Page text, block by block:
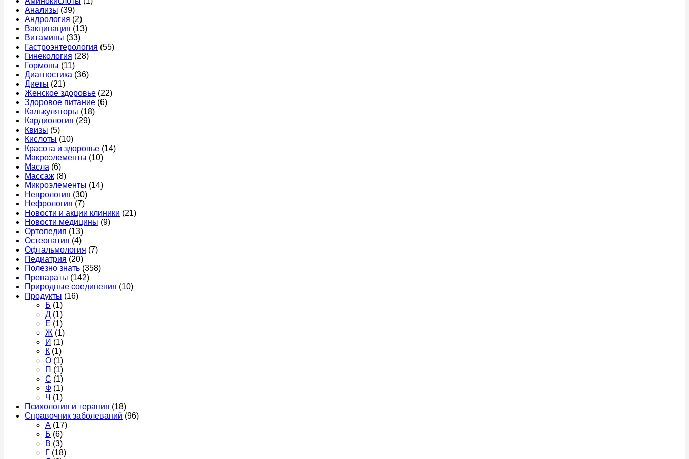
Анализы (39)
Андрология (2)
Вакцинация (13)
Витамины (33)
Гастроэнтерология (55)
Гинекология (28)
Гормоны (11)
Диагностика (36)
Диеты (21)
Женское здоровье (22)
Здоровое питание (6)
Калькуляторы (18)
Кардиология (29)
Квизы (5)
Кислоты (10)
Красота и здоровье (14)
Макроэлементы (10)
Масла (6)
Массаж (8)
Микроэлементы (14)
Неврология (30)
Нефрология (7)
Новости и акции клиники (21)
Новости медицины (9)
Ортопедия (13)
Остеопатия (4)
Офтальмология (7)
Педиатрия (20)
Полезно знать (358)
Препараты (142)
Природные соединения (10)
Продукты (16)
Б (1)
Д (1)
Е (1)
Ж (1)
И (1)
К (1)
О (1)
П (1)
С (1)
Ф (1)
Ч (1)
Психология и терапия (18)
Справочник заболеваний (96)
А (17)
Б (6)
В (3)
Г (18)